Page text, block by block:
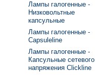
Лампы галогенные -
Низковольтные
капсульные
Лампы галогенные -
Capsuleline
Лампы галогенные -
Капсульные сетевого
напряжения Clickline